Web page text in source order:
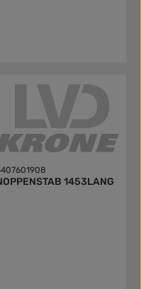
1453LANG